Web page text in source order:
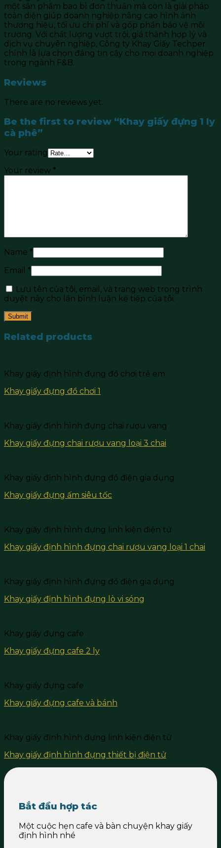
một sản phẩm bao bì đơn thuần mà còn là giải pháp
toàn diện giúp doanh nghiệp nâng cao hình ảnh
thương hiệu, tối ưu chi phí và góp phần bảo vệ môi
trường. Với chất lượng vượt trội, giá thành hợp lý và
dịch vụ chuyên nghiệp, Công ty Khay Giấy Techper
chính là lựa chọn đáng tin cậy cho mọi doanh nghiệp
trong ngành F&B.
Reviews
There are no reviews yet.
Be the first to review “Khay giấy đựng 1 ly
cà phê”
Your rating
Your review *
Name *
Email
*
Lưu tên của tôi, email, và trang web trong trình
duyệt này cho lần bình luận kế tiếp của tôi.
Related products
Khay giấy định hình đựng đồ chơi trẻ em
Khay giấy đựng đồ chơi 1
Khay giấy định hình đựng chai rượu vang
Khay giấy đựng chai rượu vang loại 3 chai
Khay giấy định hình đựng đồ điện gia dụng
Khay giấy đựng ấm siêu tốc
Khay giấy định hình đựng linh kiện điện tử
Khay giấy định hình đựng chai rượu vang loại 1 chai
Khay giấy định hình đựng đồ điện gia dụng
Khay giấy định hình đựng lò vi sóng
Khay giấy đựng cafe
Khay giấy đựng cafe 2 ly
Khay giấy đựng cafe
Khay giấy đựng cafe và bánh
Khay giấy định hình đựng linh kiện điện tử
Khay giấy định hình đựng thiết bị điện tử
Bắt đầu hợp tác
Một cuộc hẹn cafe và bàn chuyện khay giấy
định hình nhé